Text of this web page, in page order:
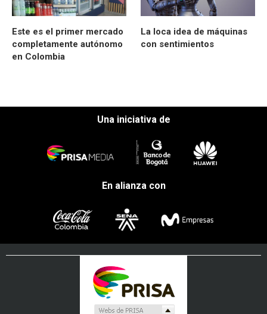
Este es el primer mercado
completamente autónomo
en Colombia
La loca idea de máquinas
con sentimientos
Una iniciativa de
En alianza con